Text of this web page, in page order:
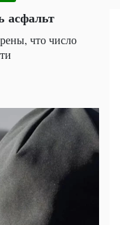
асфальт
что число